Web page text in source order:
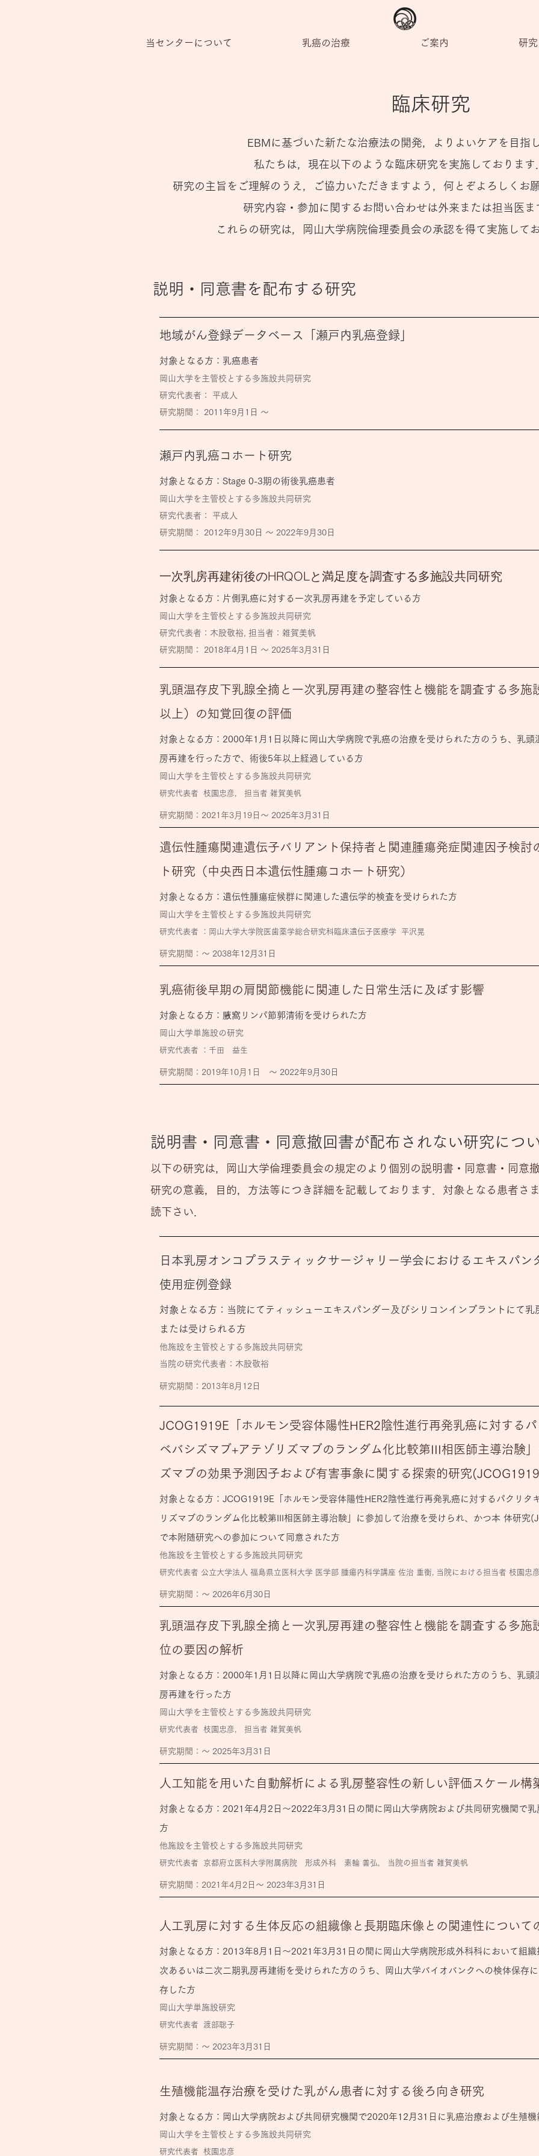
当センターについて 乳癌の治療 ご案内 研究
臨床研究
EBMに基づいた新たな治療法の開発，よりよいケアを目指
私たちは，現在以下のような臨床研究を実施しております
研究の主旨をご理解のうえ，ご協力いただきますよう，何とぞよろしくお
研究内容・参加に関するお問い合わせは外来または担当医ま
これらの研究は，岡山大学病院倫理委員会の承認を得て実施してお
説明・同意書を配布する研究
地域がん登録データベース「瀬戸内乳癌登録」
対象となる方：乳癌患者
​岡山大学を主管校とする多施設共同研究
研究代表者： 平成人
​研究期間：
2011年9月1日 〜
瀬戸内乳癌コホート研究
対象となる方：Stage 0-3期の術後乳癌患者
​岡山大学を主管校とする多施設共同研究
研究代表者： 平成人
​研究期間：
2012年9月30日 〜 2022年9月30日
一次乳房再建術後のHRQOLと満足度を調査する多施設共同研究
対象となる方：片側乳癌に対する一次乳房再建を予定している方
​岡山大学を主管校とする多施設共同研究
研究代表者：木股敬裕, 担当者：雑賀美帆
​研究期間：
2018年4月1日 〜 2025年3月31日
乳頭温存皮下乳腺全摘と一次乳房再建の整容性と機能を調査する多施
以上）の知覚回復の評価
対象となる方：2000年1月1日以降に岡山大学病院で乳癌の治療を受けられた方のうち、乳頭
房再建を行った方で、術後5年以上経過している方
岡山大学を主管校とする多施設共同研究
研究代表者 枝園忠彦, 担当者 雑賀美帆
​研究期間：2021年3月19日 〜 2025年3月31日
遺伝性腫瘍関連遺伝子バリアント保持者と関連腫瘍発症関連因子検討
ト研究（中央西日本遺伝性腫瘍コホート研究）
対象となる方：遺伝性腫瘍症候群に関連した遺伝学的検査を受けられた方
岡山大学を主管校とする多施設共同研究
研究代表者 ： 岡山大学大学院医歯薬学総合研究科臨床遺伝子医療学 平沢晃
​研究期間： 〜 2038年12月31日
乳癌術後早期の肩関節機能に関連した日常生活に及ぼす影響
対象となる方：腋窩リンパ節郭清術を受けられた方
岡山大学単施設の研究
研究代表者 ： 千田 益生
​研究期間：2019年10月1日 〜 2022年9月30日
説明書・同意書・同意撤回書が配布されない研究につ
以下の研究は，岡山大学倫理委員会の規定のより個別の説明書・同意書・同意
研究の意義，目的，方法等につき詳細を記載しております．対象となる患者さ
読下さい．
日本乳房オンコプラスティックサージャリー学会におけるエキスパン
使用症例登録
対象となる方：当院にて ティッシューエキスパンダー及びシリコンインプラントにて乳
または受けられる方
他施設を主管校とする多施設共同研究
当院の研究代表者：木股敬裕
​研究期間：2013年8月12日
JCOG1919E「ホルモン受容体陽性HER2陰性進行再発乳癌に対する
ベバシズマブ+アテゾリズマブのランダム化比較第III相医師主導治験
ズマブの効果予測因子および有害事象に関する探索的研究
対象となる方：JCOG1919E「ホルモン受容体陽性HER2陰性進行再発乳癌に対するパクリタ
リズマブのランダム化比較第III相医師主導治験」に参加して治療を受けられ、かつ本 体研究
で本附随研究への参加について同意された方
他施設を主管校とする多施設共同研究
研究代表者 公立大学法人 福島県立医科大学 医学部 腫瘍内科学講座 佐治 重衡, 当院における担当者 枝園忠彦
​研究期間： 〜 2026年6月30日
乳頭温存皮下乳腺全摘と一次乳房再建の整容性と機能を調査する多
位の要因の解析
対象となる方：2000年1月1日以降に岡山大学病院で乳癌の治療を受けられた方のうち、乳頭
房再建を行った方
岡山大学を主管校とする多施設共同研究
研究代表者 枝園忠彦, 担当者 雑賀美帆
​研究期間： 〜 2025年3月31日
人工知能を用いた自動解析による乳房整容性の新しい評価スケール構
対象となる方：2021年4月2日 ～2022年3月31日の間に岡山大学病院および共同研究機関で
方
他施設を主管校とする多施設共同研究
研究代表者 京都府立医科大学附属病院 形成外科 素輪 善弘, 当院の担当者 雑賀美帆
​研究期間：2021年4月2日 〜 2023年3月31日
人工乳房に対する生体反応の組織像と長期臨床像との関連性について
対象となる方：2013年8月1日～2021年3月31日の間に岡山大学病院形成外科科において組
次あるいは二次二期乳房再建術を受けられた方のうち、岡山大学バイオバンクへの検体保存
存した方
岡山大学単施設研究
研究代表者 渡部聡子
​研究期間： 〜 2023年3月31日
生殖機能温存治療を受けた乳がん患者に対する後ろ向き研究
対象となる方： 岡山大学病院および共同研究機関で2020年12月31日に乳癌治療および生殖
岡山大学を主管校とする多施設共同研究
研究代表者 枝園忠彦